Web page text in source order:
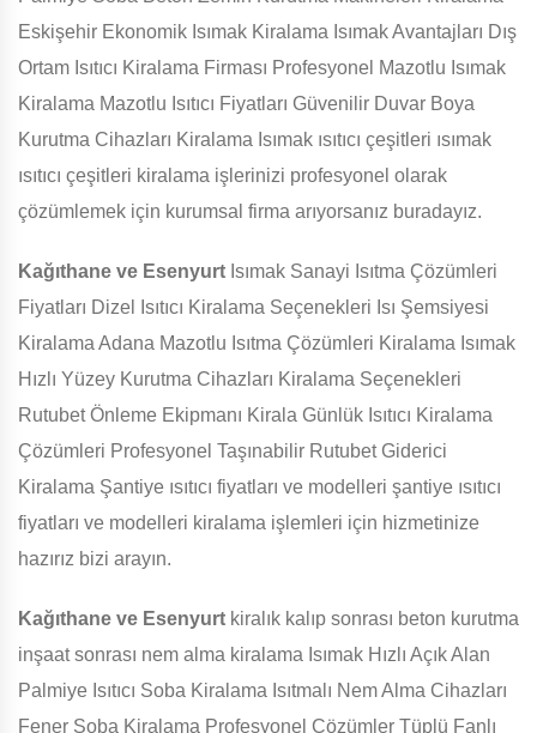
Eskişehir Ekonomik Isımak Kiralama Isımak Avantajları Dış
Ortam Isıtıcı Kiralama Firması Profesyonel Mazotlu Isımak
Kiralama Mazotlu Isıtıcı Fiyatları Güvenilir Duvar Boya
Kurutma Cihazları Kiralama Isımak ısıtıcı çeşitleri ısımak
ısıtıcı çeşitleri kiralama işlerinizi profesyonel olarak
çözümlemek için kurumsal firma arıyorsanız buradayız.
Kağıthane ve Esenyurt Isımak Sanayi Isıtma Çözümleri
Fiyatları Dizel Isıtıcı Kiralama Seçenekleri Isı Şemsiyesi
Kiralama Adana Mazotlu Isıtma Çözümleri Kiralama Isımak
Hızlı Yüzey Kurutma Cihazları Kiralama Seçenekleri
Rutubet Önleme Ekipmanı Kirala Günlük Isıtıcı Kiralama
Çözümleri Profesyonel Taşınabilir Rutubet Giderici
Kiralama Şantiye ısıtıcı fiyatları ve modelleri şantiye ısıtıcı
fiyatları ve modelleri kiralama işlemleri için hizmetinize
hazırız bizi arayın.
Kağıthane ve Esenyurt kiralık kalıp sonrası beton kurutma
inşaat sonrası nem alma kiralama Isımak Hızlı Açık Alan
Palmiye Isıtıcı Soba Kiralama Isıtmalı Nem Alma Cihazları
Fener Soba Kiralama Profesyonel Çözümler Tüplü Fanlı